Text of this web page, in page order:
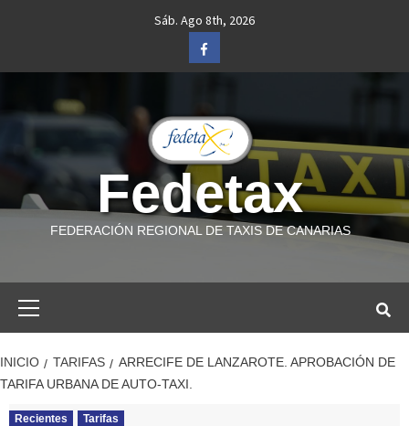
Sáb. Ago 8th, 2026
Facebook
Fedetax
FEDERACIÓN REGIONAL DE TAXIS DE CANARIAS
INICIO TARIFAS
ARRECIFE DE LANZAROTE. APROBACIÓN DE
TARIFA URBANA DE AUTO-TAXI.
Recientes Tarifas